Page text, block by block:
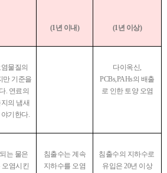
(1년 이내) (1년 이상)
물질의
만 기준을
. 연료의
의 냄새
기한다.
다이옥신,
PCBs,PAHs의 배출
로 인한 토양 오염
는 물은
오염시킨
침출수는 계속
지하수를 오염
침출수의 지하수로
유입은 20년 이상